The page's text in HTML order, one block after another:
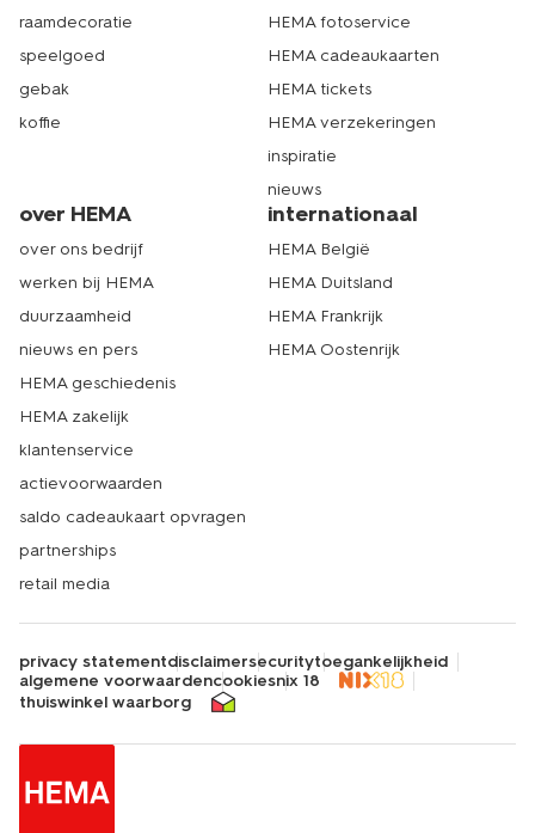
raamdecoratie
speelgoed
gebak
koffie
HEMA fotoservice
HEMA cadeaukaarten
HEMA tickets
HEMA verzekeringen
inspiratie
nieuws
over HEMA
over ons bedrijf
werken bij HEMA
duurzaamheid
nieuws en pers
HEMA geschiedenis
HEMA zakelijk
klantenservice
actievoorwaarden
saldo cadeaukaart opvragen
partnerships
retail media
internationaal
HEMA België
HEMA Duitsland
HEMA Frankrijk
HEMA Oostenrijk
privacy statementdisclaimersecuritytoegankelijkheid
algemene voorwaardencookiesnix 18
thuiswinkel waarborg